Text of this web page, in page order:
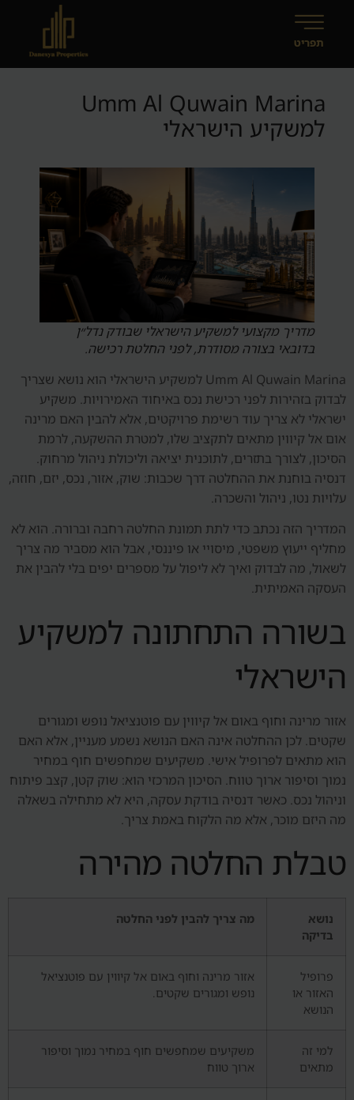
Umm Al Quwain Marina
למשקיע הישראלי
מדריך מקצועי למשקיע הישראלי שבודק נדל״ן
בדובאי בצורה מסודרת, לפני החלטת רכישה.
Umm Al Quwain Marina למשקיע הישראלי הוא נושא שצריך
לבדוק בזהירות לפני רכישת נכס באיחוד האמירויות. משקיע
ישראלי לא צריך עוד רשימת פרויקטים, אלא להבין האם מרינה
אום אל קיווין מתאים לתקציב שלו, למטרת ההשקעה, לרמת
הסיכון, לצורך בתזרים, לתוכנית יציאה וליכולת ניהול מרחוק.
דנסיה בוחנת את ההחלטה דרך שכבות: שוק, אזור, נכס, יזם, חוזה,
עלויות נטו, ניהול והשכרה.
המדריך הזה נכתב כדי לתת תמונת החלטה רחבה וברורה. הוא לא
מחליף ייעוץ משפטי, מיסויי או פיננסי, אבל הוא מסביר מה צריך
לשאול, מה לבדוק ואיך לא ליפול על מספרים יפים בלי להבין את
העסקה האמיתית.
בשורה התחתונה למשקיע
הישראלי
אזור מרינה וחוף באום אל קיווין עם פוטנציאל נופש ומגורים
שקטים. לכן ההחלטה אינה האם הנושא נשמע מעניין, אלא האם
הוא מתאים לפרופיל אישי. משקיעים שמחפשים חוף במחיר
נמוך וסיפור ארוך טווח. הסיכון המרכזי הוא: שוק קטן, קצב פיתוח
וניהול נכס. כאשר דנסיה בודקת עסקה, היא לא מתחילה בשאלה
מה היזם מוכר, אלא מה הלקוח באמת צריך.
טבלת החלטה מהירה
נושא
בדיקה
מה צריך להבין לפני החלטה
פרופיל
האזור או
הנושא
אזור מרינה וחוף באום אל קיווין עם פוטנציאל
נופש ומגורים שקטים.
למי זה
מתאים
משקיעים שמחפשים חוף במחיר נמוך וסיפור
ארוך טווח